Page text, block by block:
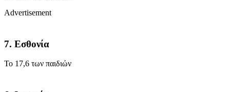
Advertisement
7. Εσθονία
Το 17,6 των παιδιών